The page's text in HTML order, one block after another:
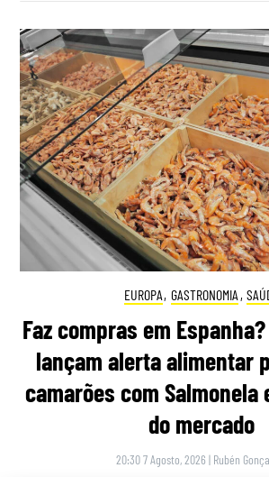
EUROPA, GASTRONOMIA ,
Faz compras em
lançam alerta alimentar
camarões com
do mercado
20:30 7 Agosto, 2026 | Rubén